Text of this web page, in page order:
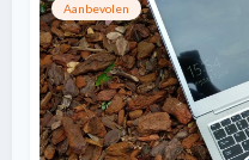
Aanbevolen